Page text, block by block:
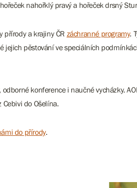
nahořklý pravý a hořeček drsný
přírody a krajiny ČR záchranné programy.
jejich pěstování ve speciálních
konference i naučné vycházky.
do Ošelína.
do přírody.